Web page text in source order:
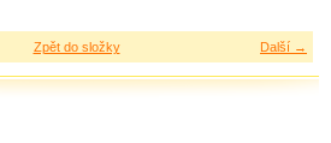
Další →
Zpět do složky